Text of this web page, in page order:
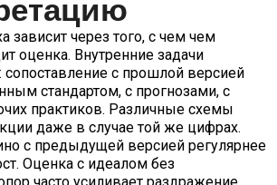
зависит через того, с чем чем
оценка. Внутренние задачи
с прошлой версией
стандартом, с прогнозами, с
практиков. Различные схемы
даже в случае той же цифрах.
с предыдущей версией регулярнее
Оценка с идеалом без